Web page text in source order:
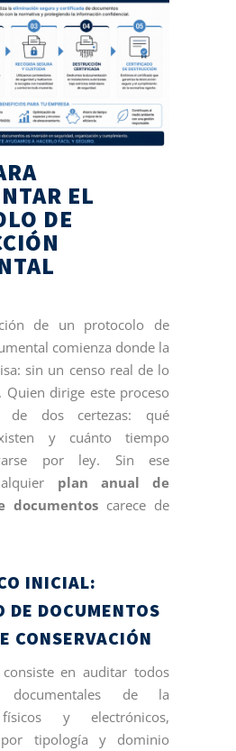
EL
DE
de un protocolo de
comienza donde la
sin un censo real de lo
Quien dirige este proceso
de dos certezas: qué
y cuánto tiempo
por ley. Sin ese
plan anual de
documentos carece de
INICIAL:
DE DOCUMENTOS
CONSERVACIÓN
en auditar todos
documentales de la
físicos y electrónicos,
por tipología y dominio